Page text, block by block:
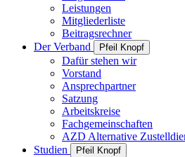
Leistungen
Mitgliederliste
Beitragsrechner
Der Verband
Pfeil Knopf
Dafür stehen wir
Vorstand
Ansprechpartner
Satzung
Arbeitskreise
Fachgemeinschaften
AZD Alternative
Studien
Pfeil Knopf